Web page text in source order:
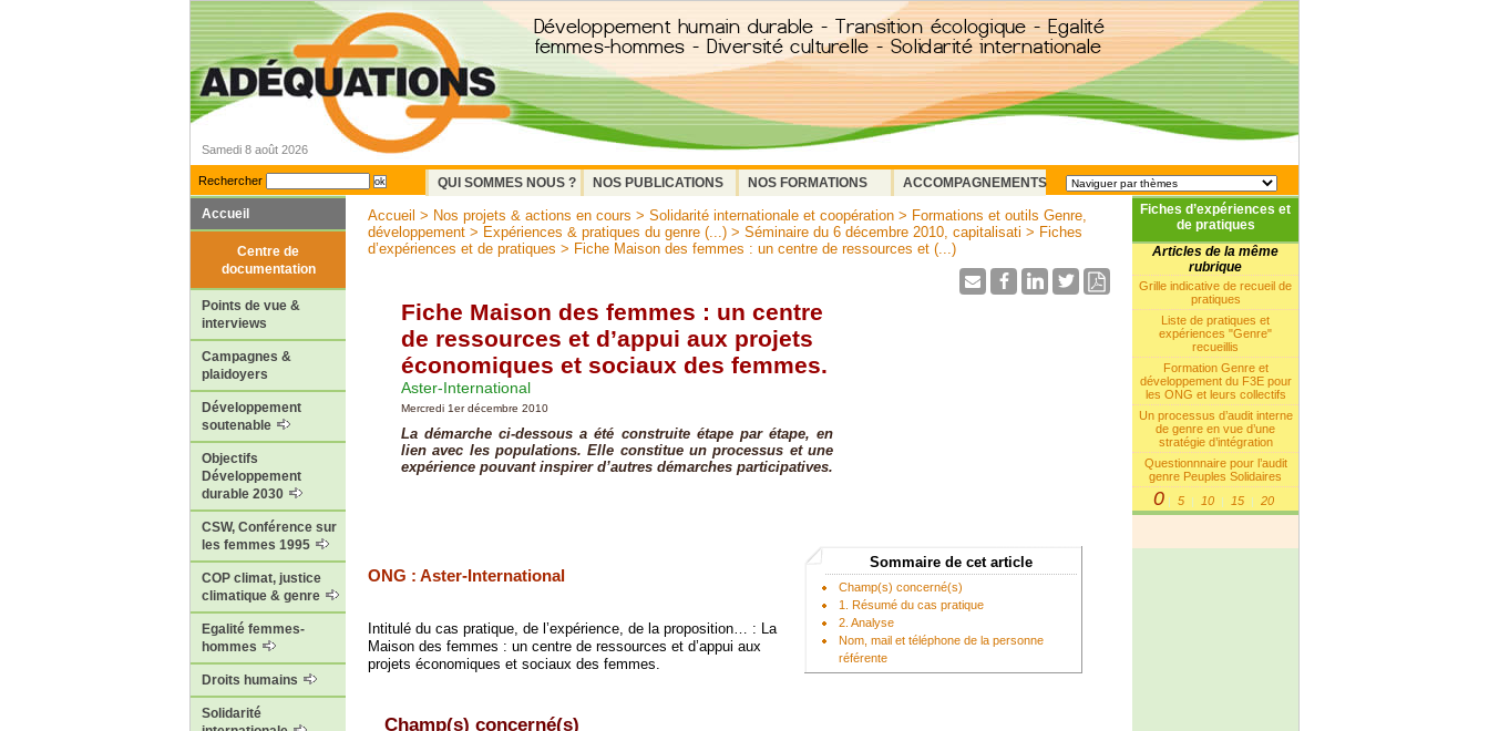
Samedi 8 août 2026
Rechercher QUI SOMMES NOUS ? NOS PUBLICATIONS NOS FORMATIONS
ACCOMPAGNEMENTS
Accueil
Centre de
documentation
Points de vue &
interviews
Campagnes &
plaidoyers
Développement
soutenable
Objectifs
Développement
durable 2030
CSW, Conférence sur
les femmes 1995
COP climat, justice
climatique & genre
Egalité femmes-
hommes
Droits humains
Solidarité
Fiches d’expériences et
de pratiques
Articles de la même
rubrique
Grille indicative de recueil de
pratiques
Liste de pratiques et
expériences "Genre"
recueillis
Formation Genre et
développement du F3E pour
les ONG et leurs collectifs
Un processus d’audit interne
de genre en vue d’une
stratégie d’intégration
Questionnnaire pour l’audit
genre Peuples Solidaires
0 | 5 | 10 | 15 | 20
Accueil > Nos projets & actions en cours > Solidarité internationale et coopération > Formations et outils Genre,
développement > Expériences & pratiques du genre (...) > Séminaire du 6 décembre 2010, capitalisati > Fiches
d’expériences et de pratiques > Fiche Maison des femmes : un centre de ressources et (...)
Fiche Maison des femmes : un centre
de ressources et d’appui aux projets
économiques et sociaux des femmes.
Aster-International
Mercredi 1er décembre 2010
La démarche ci-dessous a été construite étape par étape, en
lien avec les populations. Elle constitue un processus et une
expérience pouvant inspirer d’autres démarches participatives.
Sommaire de cet article
Champ(s) concerné(s)
1. Résumé du cas pratique
2. Analyse
Nom, mail et téléphone de la personne
référente
ONG : Aster-International
Intitulé du cas pratique, de l’expérience, de la proposition… : La
Maison des femmes : un centre de ressources et d’appui aux
projets économiques et sociaux des femmes.
Champ(s) concerné(s)